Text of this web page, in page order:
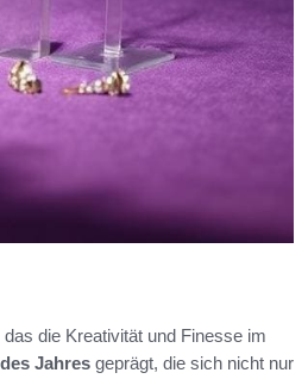
die Kreativität und Finesse im
Jahres geprägt, die sich nicht nur